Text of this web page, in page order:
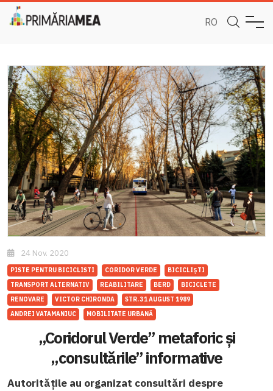
RO
24 Nov. 2020
PISTE PENTRU BICICLISTI CORIDOR VERDE
BICICLIȘTI
TRANSPORT ALTERNATIV
REABILITARE BERD
BICICLETE
RENOVARE
VICTOR CHIRONDA
STR. 31 AUGUST 1989
ANDREI VATAMANIUC
MOBILITATE URBANĂ
„Coridorul Verde” metaforic și
„consultările” informative
Autoritățile au organizat consultări despre